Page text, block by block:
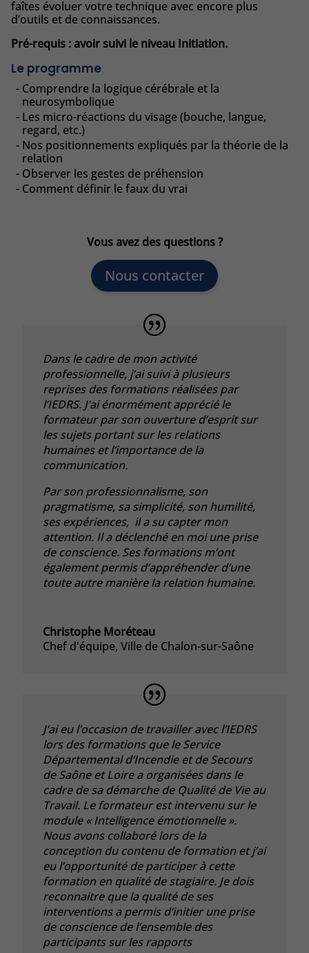
faîtes évoluer votre technique avec encore plus
d’outils et de connaissances.
Pré-requis : avoir suivi le niveau Initiation.
Le programme
Comprendre la logique cérébrale et la
neurosymbolique
Les micro-réactions du visage (bouche, langue,
regard, etc.)
Nos positionnements expliqués par la théorie de la
relation
Observer les gestes de préhension
Comment définir le faux du vrai
Vous avez des questions ?
Nous contacter
Dans le cadre de mon activité
professionnelle, j’ai suivi à plusieurs
reprises des formations réalisées par
l’IEDRS. J’ai énormément apprécié le
formateur par son ouverture d’esprit sur
les sujets portant sur les relations
humaines et l’importance de la
communication.
Par son professionnalisme, son
pragmatisme, sa simplicité, son humilité,
ses expériences, il a su capter mon
attention. Il a déclenché en moi une prise
de conscience. Ses formations m’ont
également permis d’appréhender d’une
toute autre manière la relation humaine.
Christophe Moréteau
Chef d'équipe, Ville de Chalon-sur-Saône
J’ai eu l’occasion de travailler avec l’IEDRS
lors des formations que le Service
Départemental d’Incendie et de Secours
de Saône et Loire a organisées dans le
cadre de sa démarche de Qualité de Vie au
Travail. Le formateur est intervenu sur le
module « Intelligence émotionnelle ».
Nous avons collaboré lors de la
conception du contenu de formation et j’ai
eu l’opportunité de participer à cette
formation en qualité de stagiaire. Je dois
reconnaitre que la qualité de ses
interventions a permis d’initier une prise
de conscience de l’ensemble des
participants sur les rapports